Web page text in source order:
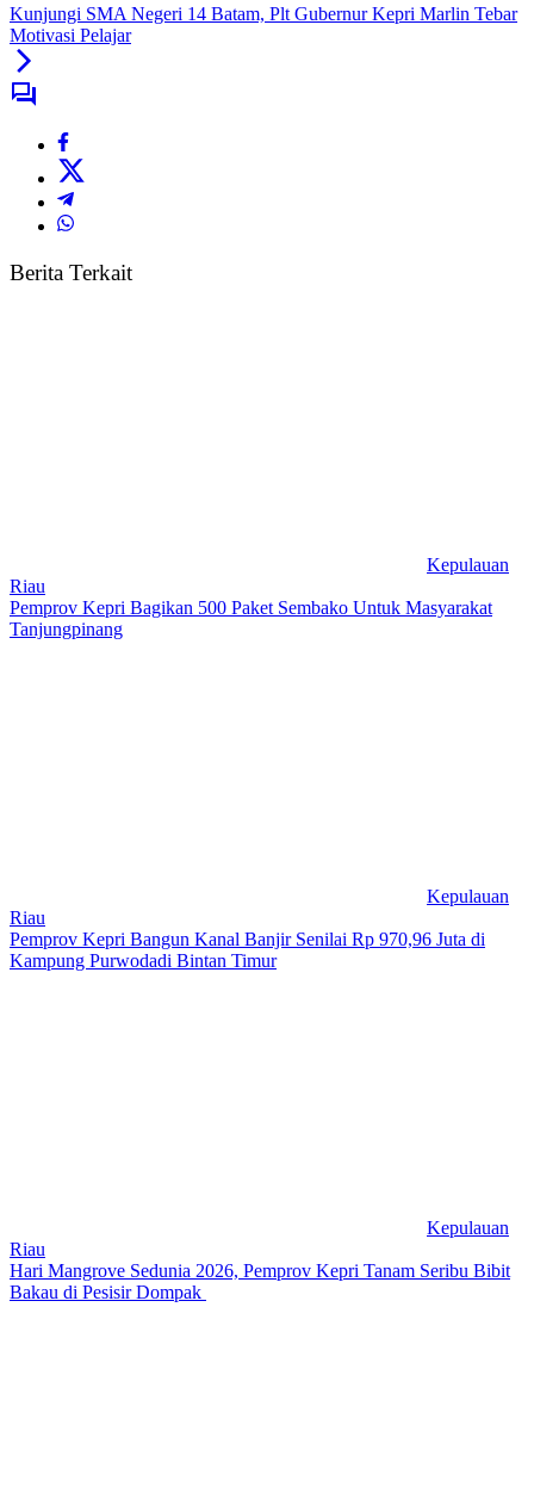
Kunjungi SMA Negeri 14 Batam, Plt Gubernur Kepri Marlin Tebar
Motivasi Pelajar
Berita Terkait
Kepulauan
Riau
Pemprov Kepri Bagikan 500 Paket Sembako Untuk Masyarakat
Tanjungpinang
Kepulauan
Riau
Pemprov Kepri Bangun Kanal Banjir Senilai Rp 970,96 Juta di
Kampung Purwodadi Bintan Timur
Kepulauan
Riau
Hari Mangrove Sedunia 2026, Pemprov Kepri Tanam Seribu Bibit
Bakau di Pesisir Dompak